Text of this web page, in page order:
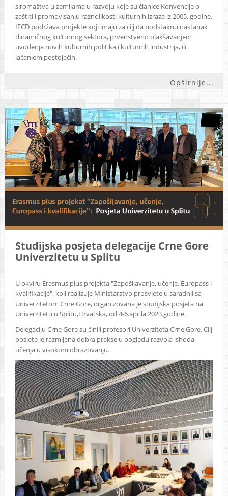
siromaštva u zemljama u razvoju koje su članice Konvencije o
zaštiti i promovisanju raznolikosti kulturnih izraza iz 2005. godine.
IFCD podržava projekte koji imaju za cilj da podstaknu nastanak
dinamičnog kulturnog sektora, prvenstveno olakšavanjem
uvođenja novih kulturnih politika i kulturnih industrija, ili
jačanjem postojećih.
Opširnije...
Studijska posjeta delegacije Crne Gore
Univerzitetu u Splitu
U okviru Erasmus plus projekta "Zapošljavanje, učenje, Europass i
kvalifikacije", koji realizuje Ministarstvo prosvjete u saradnji sa
Univerzitetom Crne Gore, organizovana je studijska posjeta na
Univerzitetu u Splitu,Hrvatska, od 4-6.aprila 2023.godine.
Delegaciju Crne Gore su činili profesori Univerziteta Crne Gore. Cilj
posjete je razmijena dobra prakse u pogledu razvoja ishoda
učenja u visokom obrazovanju.